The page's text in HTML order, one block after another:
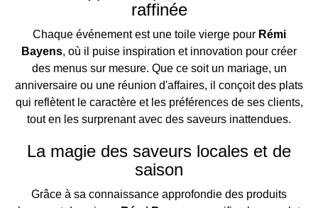
raffinée
Chaque événement est une toile vierge pour Rémi
Bayens, où il puise inspiration et innovation pour créer
des menus sur mesure. Que ce soit un mariage, un
anniversaire ou une réunion d'affaires, il conçoit des plats
qui reflètent le caractère et les préférences de ses clients,
tout en les surprenant avec des saveurs inattendues.
La magie des saveurs locales et de
saison
Grâce à sa connaissance approfondie des produits